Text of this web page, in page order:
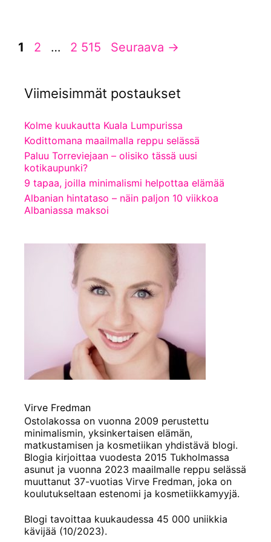
Sivu
1 Sivu
2 … Sivu
2 515 Seuraava →
Viimeisimmät postaukset
Kolme kuukautta Kuala Lumpurissa
Kodittomana maailmalla reppu selässä
Paluu Torreviejaan – olisiko tässä uusi
kotikaupunki?
9 tapaa, joilla minimalismi helpottaa elämää
Albanian hintataso – näin paljon 10 viikkoa
Albaniassa maksoi
Virve Fredman
Ostolakossa on vuonna 2009 perustettu
minimalismin, yksinkertaisen elämän,
matkustamisen ja kosmetiikan yhdistävä blogi.
Blogia kirjoittaa vuodesta 2015 Tukholmassa
asunut ja vuonna 2023 maailmalle reppu selässä
muuttanut 37-vuotias Virve Fredman, joka on
koulutukseltaan estenomi ja kosmetiikkamyyjä.
Blogi tavoittaa kuukaudessa 45 000 uniikkia
kävijää (10/2023).